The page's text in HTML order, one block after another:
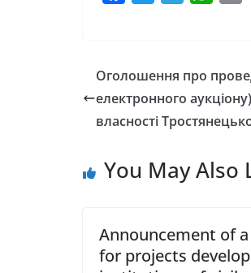
b
o
o
t
e
r
g
r
a
s
A
p
l
Оголошення про
електронного
власності
You May Also
Announcement of
for projects